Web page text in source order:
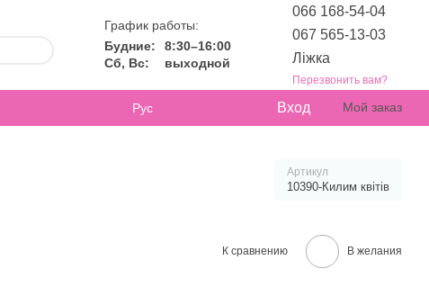
График работы:
Будние:
8:30–16:00
Сб, Вс:
выходной
066 168-54-04
067 565-13-03
Ліжка
Перезвонить вам?
Рус Вход Мой заказ
Артикул
10390-Килим квітів
К сравнению В желания